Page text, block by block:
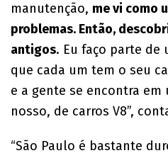
manutenção, me vi como
problemas. Então,
antigos. Eu faço parte de
que cada um tem o seu
e a gente se encontra em
nosso, de carros V8”,
“São Paulo é bastante